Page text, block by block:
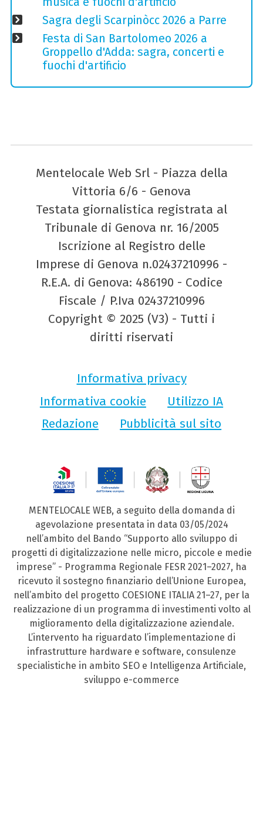
Sagra degli Scarpinòcc 2026 a Parre
Festa di San Bartolomeo 2026 a
Groppello d'Adda: sagra, concerti e
fuochi d'artificio
Mentelocale Web Srl - Piazza della
Vittoria 6/6 - Genova
Testata giornalistica registrata al
Tribunale di Genova nr. 16/2005
Iscrizione al Registro delle
Imprese di Genova n.02437210996 -
R.E.A. di Genova: 486190 - Codice
Fiscale / P.Iva 02437210996
Copyright © 2025 (V3) - Tutti i
diritti riservati
Informativa privacy
Informativa cookie
Utilizzo IA
Redazione
Pubblicità sul sito
MENTELOCALE WEB, a seguito della domanda di
agevolazione presentata in data 03/05/2024
nell’ambito del Bando “Supporto allo sviluppo di
progetti di digitalizzazione nelle micro, piccole e medie
imprese” - Programma Regionale FESR 2021–2027, ha
ricevuto il sostegno finanziario dell’Unione Europea,
nell’ambito del progetto COESIONE ITALIA 21–27, per la
realizzazione di un programma di investimenti volto al
miglioramento della digitalizzazione aziendale.
L’intervento ha riguardato l’implementazione di
infrastrutture hardware e software, consulenze
specialistiche in ambito SEO e Intelligenza Artificiale,
sviluppo e-commerce